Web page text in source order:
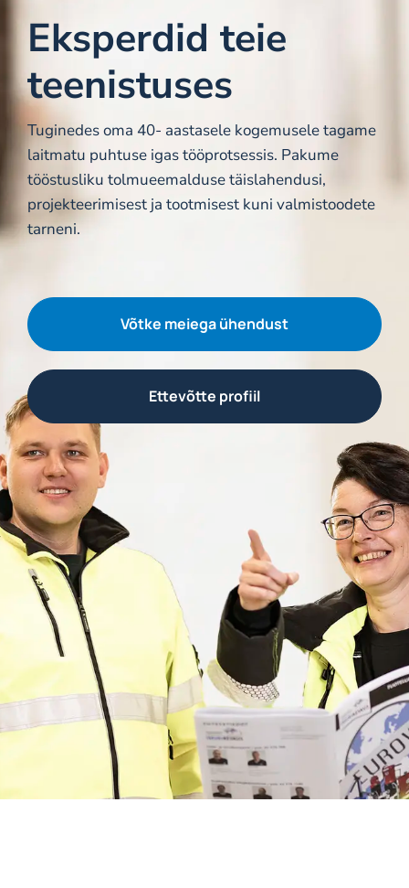
Meie kohta
Eksperdid teie
teenistuses
Tuginedes oma 40- aastasele kogemusele tagame
laitmatu puhtuse igas tööprotsessis. Pakume
tööstusliku tolmueemalduse täislahendusi,
projekteerimisest ja tootmisest kuni valmistoodete
tarneni.
Võtke meiega ühendust
Ettevõtte profiil